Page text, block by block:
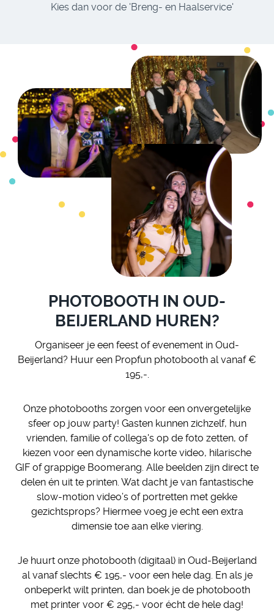
Kies dan voor de 'Breng- en Haalservice'
PHOTOBOOTH IN OUD-
BEIJERLAND HUREN?
Organiseer je een feest of evenement in Oud-
Beijerland? Huur een Propfun photobooth al vanaf €
195,-.
Onze photobooths zorgen voor een onvergetelijke
sfeer op jouw party! Gasten kunnen zichzelf, hun
vrienden, familie of collega's op de foto zetten, of
kiezen voor een dynamische korte video, hilarische
GIF of grappige Boomerang. Alle beelden zijn direct te
delen én uit te printen. Wat dacht je van fantastische
slow-motion video’s of portretten met gekke
gezichtsprops? Hiermee voeg je echt een extra
dimensie toe aan elke viering.
Je huurt onze photobooth (digitaal) in Oud-Beijerland
al vanaf slechts € 195,- voor een hele dag. En als je
onbeperkt wilt printen, dan boek je de photobooth
met printer voor € 295,- voor écht de hele dag!